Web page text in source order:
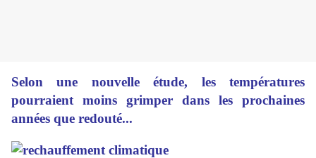
Selon une nouvelle étude, les températures
pourraient moins grimper dans les prochaines
années que redouté...